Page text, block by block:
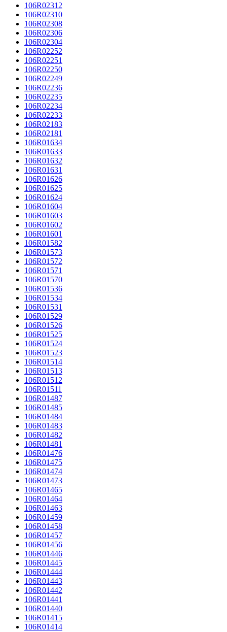
106R02312
106R02310
106R02308
106R02306
106R02304
106R02252
106R02251
106R02250
106R02249
106R02236
106R02235
106R02234
106R02233
106R02183
106R02181
106R01634
106R01633
106R01632
106R01631
106R01626
106R01625
106R01624
106R01604
106R01603
106R01602
106R01601
106R01582
106R01573
106R01572
106R01571
106R01570
106R01536
106R01534
106R01531
106R01529
106R01526
106R01525
106R01524
106R01523
106R01514
106R01513
106R01512
106R01511
106R01487
106R01485
106R01484
106R01483
106R01482
106R01481
106R01476
106R01475
106R01474
106R01473
106R01465
106R01464
106R01463
106R01459
106R01458
106R01457
106R01456
106R01446
106R01445
106R01444
106R01443
106R01442
106R01441
106R01440
106R01415
106R01414